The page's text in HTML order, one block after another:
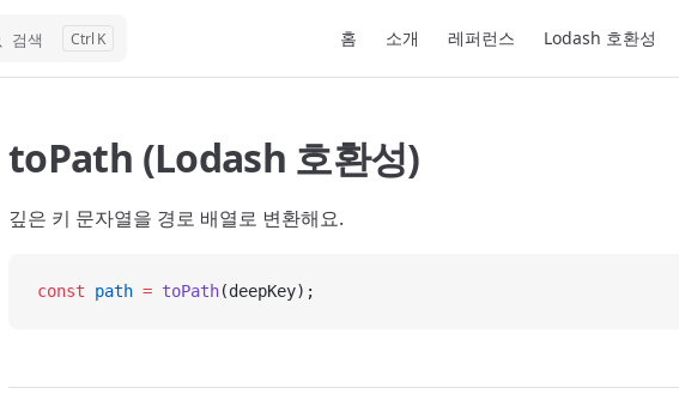
검색 K 홈 소개 레퍼런스 Lodash 호환성
toPath (Lodash 호환성)
깊은 키 문자열을 경로 배열로 변환해요.
const path = toPath(deepKey);